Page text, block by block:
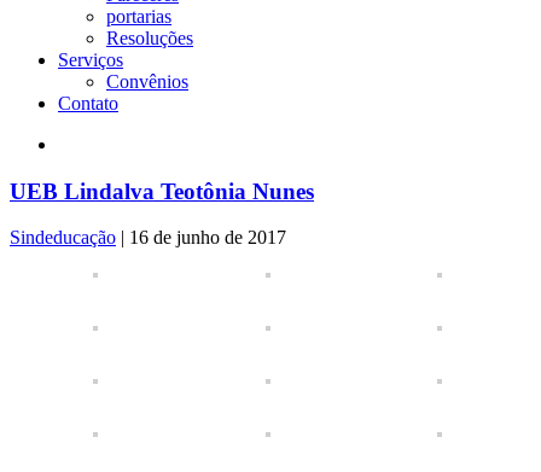
portarias
Resoluções
Serviços
Convênios
Contato
UEB Lindalva Teotônia Nunes
Sindeducação | 16 de junho de 2017